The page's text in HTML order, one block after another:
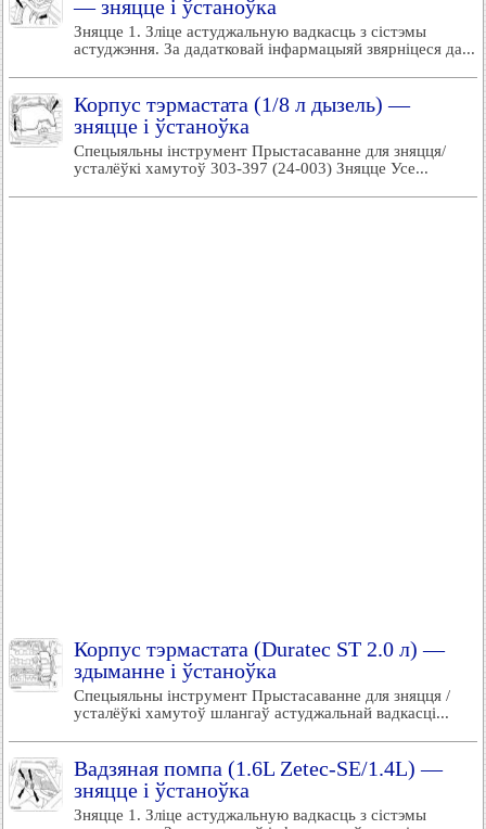
— зняцце і ўстаноўка
Зняцце 1. Зліце астуджальную вадкасць з сістэмы
астуджэння. За дадатковай інфармацыяй звярніцеся да...
Корпус тэрмастата (1/8 л дызель) —
зняцце і ўстаноўка
Спецыяльны інструмент Прыстасаванне для зняцця/
усталёўкі хамутоў 303-397 (24-003) Зняцце Усе...
Корпус тэрмастата (Duratec ST 2.0 л) —
здыманне і ўстаноўка
Спецыяльны інструмент Прыстасаванне для зняцця /
усталёўкі хамутоў шлангаў астуджальнай вадкасці...
Вадзяная помпа (1.6L Zetec-SE/1.4L) —
зняцце і ўстаноўка
Зняцце 1. Зліце астуджальную вадкасць з сістэмы